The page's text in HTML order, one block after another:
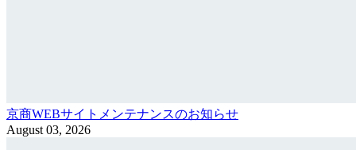
京商WEBサイトメンテナンスのお知らせ
August 03, 2026